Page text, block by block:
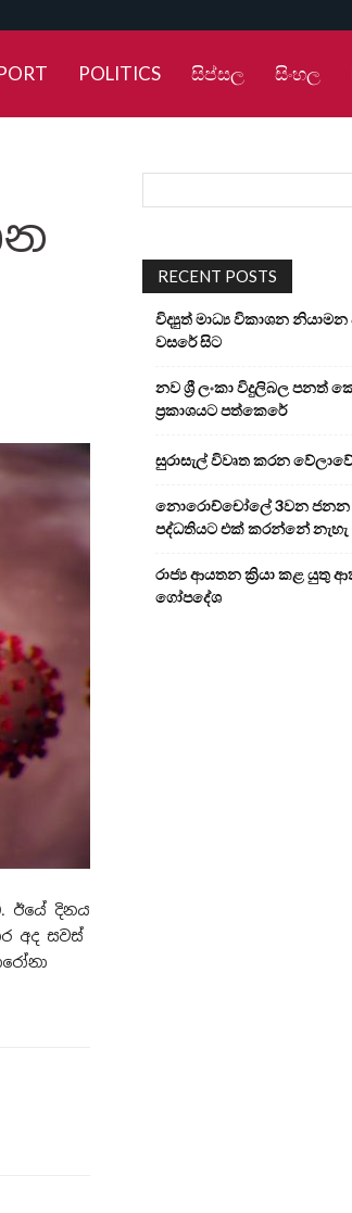
POLITICS සිප්සල සිංහල
ඊයේ දිනය
අද සවස්
RECENT POSTS
විද්‍යුත් මාධ්‍ය විකාශන
වසරේ සිට
නව ශ්‍රී ලංකා විදුලිබල පනත්
ප්‍රකාශයට පත්කෙරේ
සුරාසැල් විවෘත කරන
නොරොච්චෝලේ 3වන ජනන
පද්ධතියට එක් කරන්නේ නැහැ
රාජ්‍ය ආයතන ක්‍රියා කළ යුතු
ගෝපදේශ